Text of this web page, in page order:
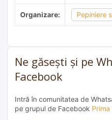
Organizare: Pepiniere
Ne găsești și pe
Facebook
Intră în comunitatea de
pe grupul de Facebook